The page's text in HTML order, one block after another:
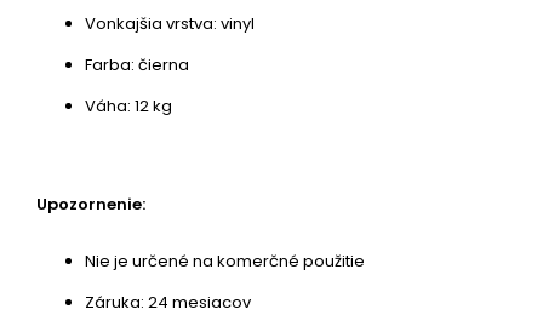
Vonkajšia vrstva: vinyl
Farba: čierna
Váha: 12 kg
Upozornenie:
Nie je určené na komerčné použitie
Záruka: 24 mesiacov